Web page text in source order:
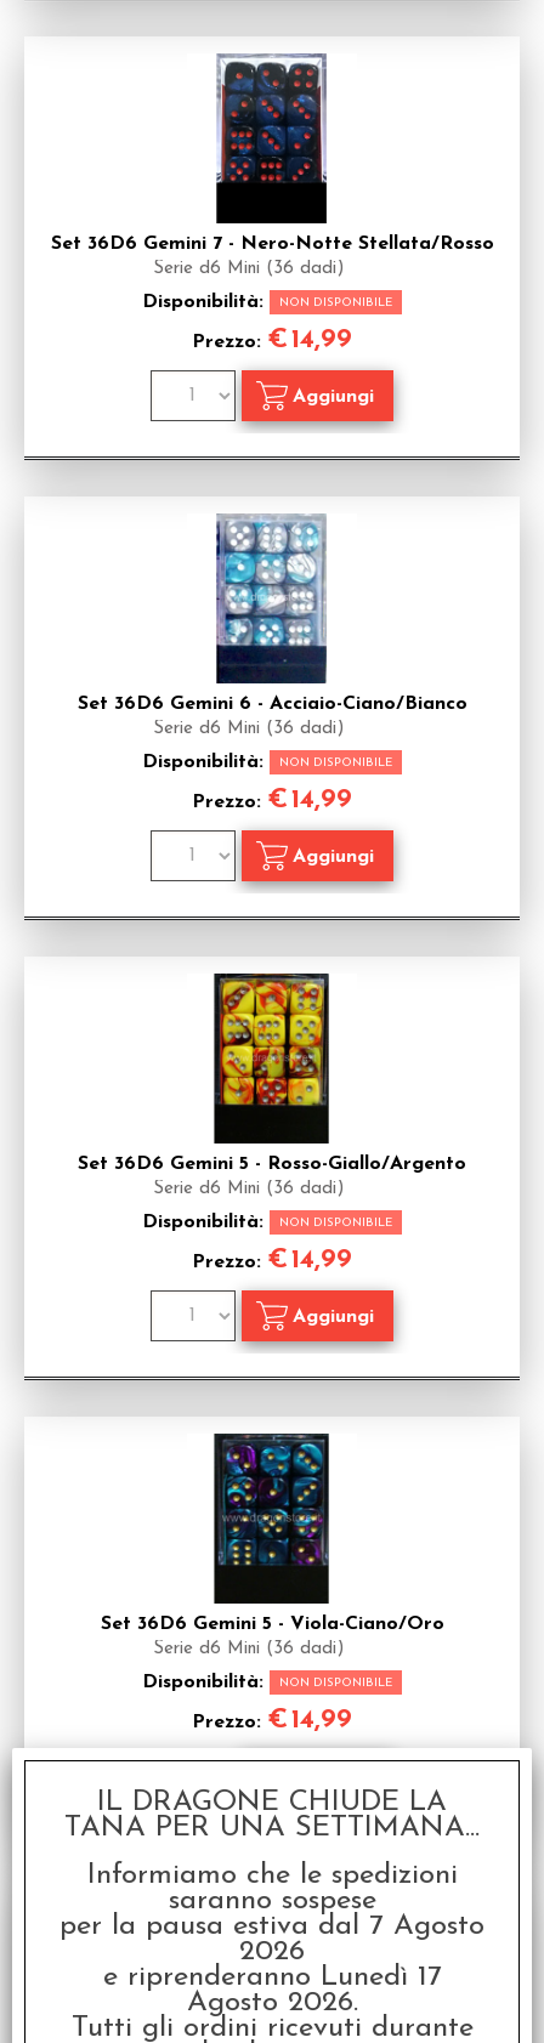
Set 36D6 Gemini 7 - Nero-Notte Stellata/Rosso
Serie d6 Mini (36 dadi)
Disponibilità: NON DISPONIBILE
Prezzo: €14,99
Set 36D6 Gemini 6 - Acciaio-Ciano/Bianco
Serie d6 Mini (36 dadi)
Disponibilità: NON DISPONIBILE
Prezzo: €14,99
Set 36D6 Gemini 5 - Rosso-Giallo/Argento
Serie d6 Mini (36 dadi)
Disponibilità: NON DISPONIBILE
Prezzo: €14,99
Set 36D6 Gemini 5 - Viola-Ciano/Oro
Serie d6 Mini (36 dadi)
Disponibilità: NON DISPONIBILE
Prezzo: €14,99
IL DRAGONE CHIUDE LA
TANA PER UNA SETTIMANA...
Informiamo che le spedizioni
saranno sospese
per la pausa estiva dal 7 Agosto
2026
e riprenderanno Lunedì 17
Agosto 2026.
Tutti gli ordini ricevuti durante